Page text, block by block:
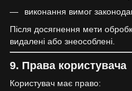
виконання вимог
Після досягнення мети
видалені або знеособлені.
9. Права користувача
Користувач має право: